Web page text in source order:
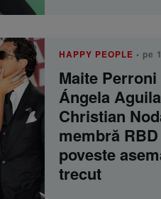
HAPPY PEOPLE • pe
Maite
Ángela
Christian
membră
poveste
trecut